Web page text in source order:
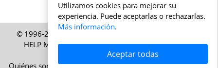
© 1996-2026 ActualidadSuiza.mx – Una publicación de
HELP Media SA, Zúrich, Suiza – Todos los derechos
reservados
Quiénes somos|Aviso legal|Condiciones de uso|Política
Utilizamos cookies para mejorar su
experiencia. Puede aceptarlas o rechazarlas.
Más información.
Aceptar todas